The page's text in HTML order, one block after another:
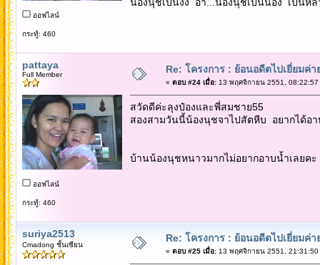
ออฟไลน์
กระทู้: 460
pattaya
Full Member
ออฟไลน์
กระทู้: 460
Re: โครงการ : ย้อนอดีตไปเยี่ยมค่
« ตอบ #24 เมื่อ:13 พฤศจิกายน 2551, 08:22:57
สวัดดีค่ะลุงป๋องและพี่สมชาย55
สองสามวันนี้น้องนุชจาไปสัตหีบ อยากได้อ
บ้านน้องนุชหนาวมากไม่อยากอาบน้ำเลยค
suriya2513
Cmadong ชั้นเซียน
Re: โครงการ : ย้อนอดีตไปเยี่ยมค่
« ตอบ #25 เมื่อ:13 พฤศจิกายน 2551, 21:31:50